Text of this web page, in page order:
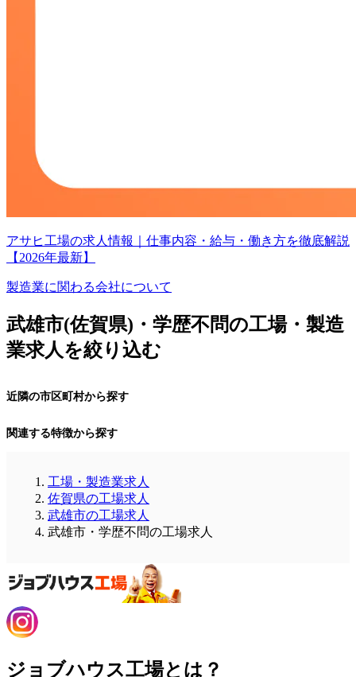
アサヒ工場の求人情報｜仕事内容・給与・働き方を徹底解説
【2026年最新】
製造業に関わる会社について
武雄市(佐賀県)・学歴不問の工場・製造
業求人を絞り込む
近隣の市区町村から探す
関連する特徴から探す
工場・製造業求人
佐賀県の工場求人
武雄市の工場求人
武雄市・学歴不問の工場求人
ジョブハウス工場とは？